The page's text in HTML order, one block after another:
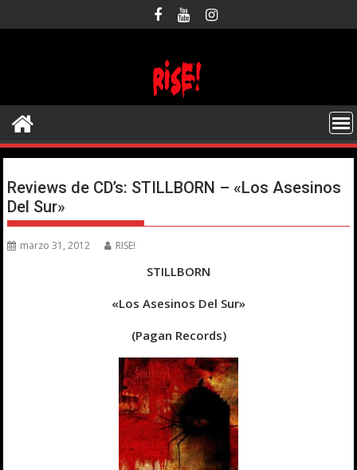
al
Reviews de CD’s: STILLBORN – «Los Asesinos
Del Sur»
marzo 31, 2012 RISE!
STILLBORN
«Los Asesinos Del Sur»
(Pagan Records)